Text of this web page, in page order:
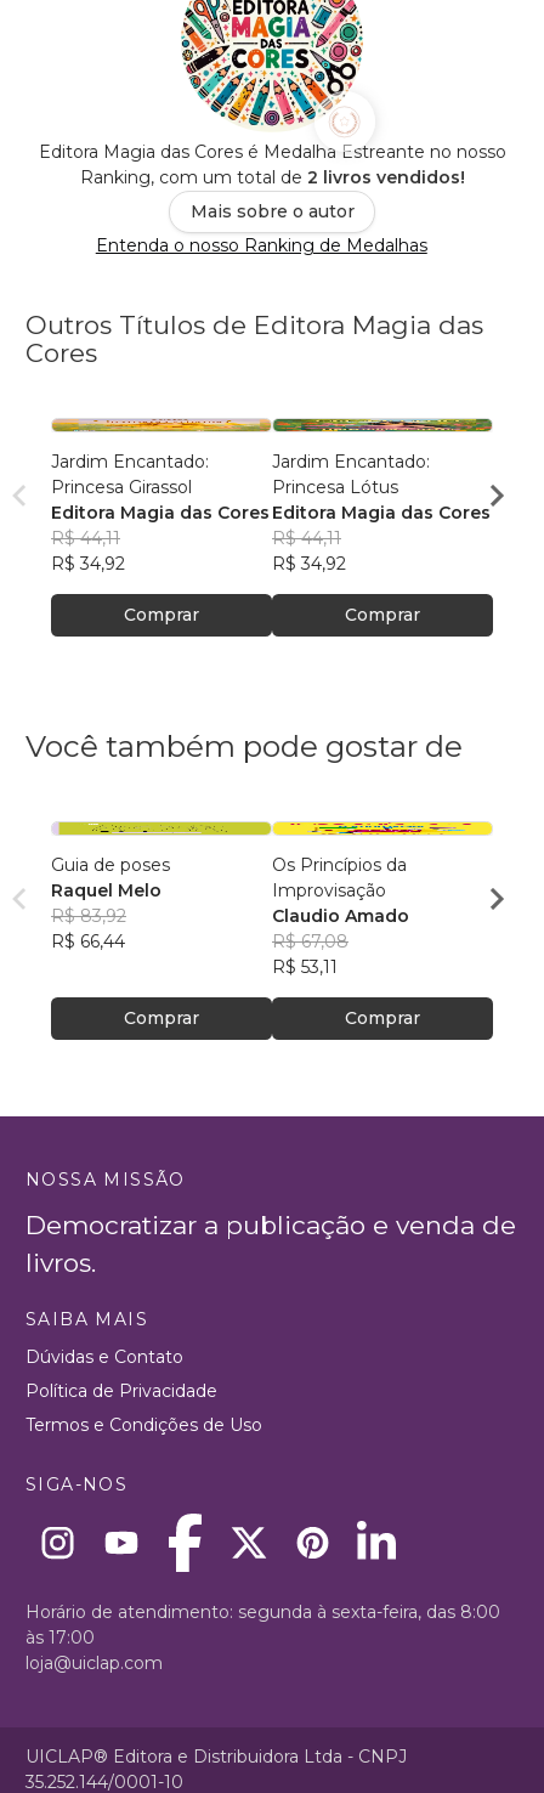
Editora Magia das Cores é Medalha Estreante no nosso
Ranking, com um total de 2 livros vendidos!
Mais sobre o autor
Entenda o nosso Ranking de Medalhas
Outros Títulos de Editora Magia das
Cores
Jardim Encantado:
Princesa Girassol
Editora Magia das Cores
R$ 44,11
R$ 34,92
Comprar
Jardim Encantado:
Princesa Lótus
Editora Magia das Cores
R$ 44,11
R$ 34,92
Comprar
Você também pode gostar de
Guia de poses
Raquel Melo
R$ 83,92
R$ 66,44
Comprar
Os Princípios da
Improvisação
Claudio Amado
R$ 67,08
R$ 53,11
Comprar
R$
NOSSA MISSÃO
Democratizar a publicação e venda de
livros.
SAIBA MAIS
Dúvidas e Contato
Política de Privacidade
Termos e Condições de Uso
SIGA-NOS
Horário de atendimento: segunda à sexta-feira, das 8:00
às 17:00
loja@uiclap.com
UICLAP® Editora e Distribuidora Ltda - CNPJ
35.252.144/0001-10